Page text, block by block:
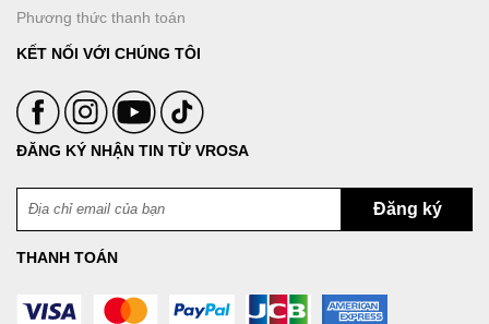
Phương thức thanh toán
KẾT NỐI VỚI CHÚNG TÔI
ĐĂNG KÝ NHẬN TIN TỪ VROSA
THANH TOÁN